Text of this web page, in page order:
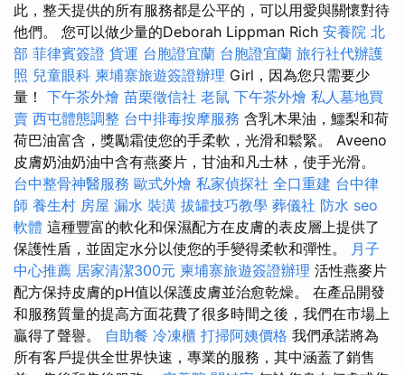
此，整天提供的所有服務都是公平的，可以用愛與關懷對待
他們。 您可以做少量的Deborah Lippman Rich 安養院 北
部 菲律賓簽證 貨運 台胞證宜蘭 台胞證宜蘭 旅行社代辦護
照 兒童眼科 柬埔寨旅遊簽證辦理 Girl，因為您只需要少
量！ 下午茶外燴 苗栗徵信社 老鼠 下午茶外燴 私人墓地買
賣 西屯體態調整 台中排毒按摩服務 含乳木果油，鱷梨和荷
荷巴油富含，獎勵霜使您的手柔軟，光滑和鬆緊。 Aveeno
皮膚奶油奶油中含有燕麥片，甘油和凡士林，使手光滑。
台中整骨神醫服務 歐式外燴 私家偵探社 全口重建 台中律
師 養生村 房屋 漏水 裝潢 拔罐技巧教學 葬儀社 防水 seo
軟體 這種豐富的軟化和保濕配方在皮膚的表皮層上提供了
保護性盾，並固定水分以使您的手變得柔軟和彈性。 月子
中心推薦 居家清潔300元 柬埔寨旅遊簽證辦理 活性燕麥片
配方保持皮膚的pH值以保護皮膚並治愈乾燥。 在產品開發
和服務質量的提高方面花費了很多時間之後，我們在市場上
贏得了聲譽。 自助餐 冷凍櫃 打掃阿姨價格 我們承諾將為
所有客戶提供全世界快速，專業的服務，其中涵蓋了銷售